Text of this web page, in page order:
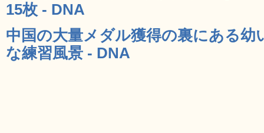
15枚 - DNA
中国の大量メダル獲得の裏にある幼
な練習風景 - DNA